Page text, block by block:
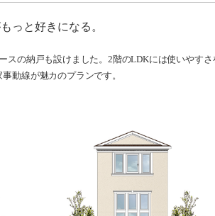
っと好きになる。
スの納戸も設けました。2階のLDKには使いやすさ
動線が魅カのプランです。